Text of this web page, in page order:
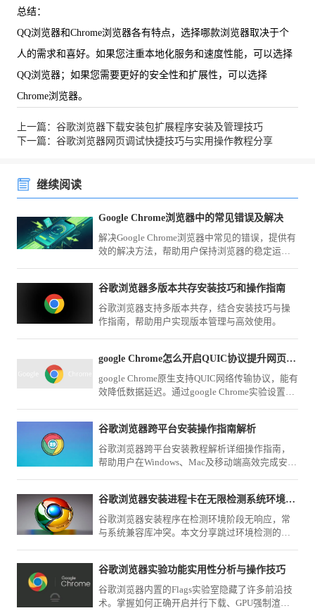
总结：
QQ浏览器和Chrome浏览器各有特点，选择哪款浏览器取决于个
人的需求和喜好。如果您注重本地化服务和速度性能，可以选择
QQ浏览器；如果您需要更好的安全性和扩展性，可以选择
Chrome浏览器。
上一篇：谷歌浏览器下载安装包扩展程序安装及管理技巧
下一篇：谷歌浏览器网页调试快捷技巧与实用操作教程分享
继续阅读
Google Chrome浏览器中的常见错误及解决
解决Google Chrome浏览器中常见的错误，提供有
效的解决方法，帮助用户保持浏览器的稳定运
谷歌浏览器多版本共存安装技巧和操作指南
谷歌浏览器支持多版本共存，结合安装技巧与操
作指南，帮助用户实现版本管理与高效使用。
google Chrome怎么开启QUIC协议提升网页加载速度
google Chrome原生支持QUIC网络传输协议，能有
效降低数据延迟。通过google Chrome实验设置页
谷歌浏览器跨平台安装操作指南解析
谷歌浏览器跨平台安装教程解析详细操作指南，
帮助用户在Windows、Mac及移动端高效完成安装
谷歌浏览器安装进程卡在无限检测系统环境阶段如何跳过
谷歌浏览器安装程序在检测环境阶段无响应，常
与系统兼容库冲突。本文分享跳过环境检测的静
谷歌浏览器实验功能实用性分析与操作技巧
谷歌浏览器内置的Flags实验室隐藏了许多前沿技
术。掌握如何正确开启并行下载、GPU强制渲染